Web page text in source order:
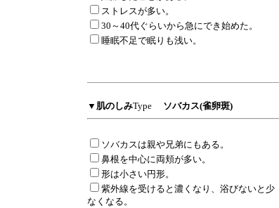
ストレスが多い。
30～40代ぐらいから急にでき始めた。
睡眠不足で眠りも浅い。
▼ 肌のしみType ソバカス(雀卵斑)
ソバカスは親や兄弟にもある。
鼻根を中心に両頬が多い。
形は小さい円形。
紫外線を受けると濃くなり、浴びないと少
なくなる。